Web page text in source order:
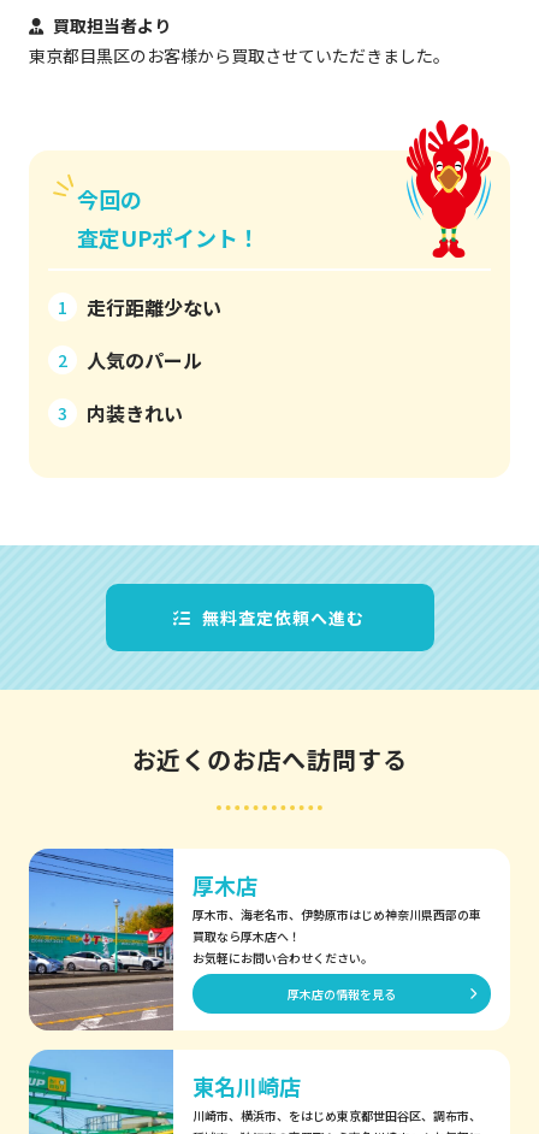
買取担当者より
東京都目黒区のお客様から買取させていただきました。
今回の
査定UPポイント！
1 走行距離少ない
2 人気のパール
3 内装きれい
無料査定依頼へ進む
お近くのお店へ訪問する
厚木店
厚木市、海老名市、伊勢原市はじめ神奈川県西部の車
買取なら厚木店へ！
お気軽にお問い合わせください。
厚木店の情報を見る
東名川崎店
川崎市、横浜市、をはじめ東京都世田谷区、調布市、